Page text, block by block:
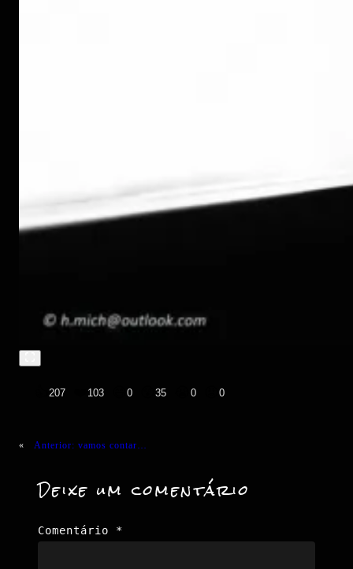
207 103 0 35 0 0
« Anterior: vamos contar…
Deixe um comentário
Comentário *